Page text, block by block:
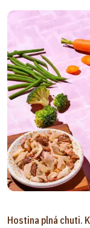
Hostina plná chuti.